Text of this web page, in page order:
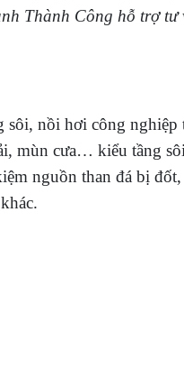
Thành Công hỗ trợ tư
sôi, nồi hơi công nghiệp
mùn cưa… kiểu tầng
nguồn than đá bị đốt,